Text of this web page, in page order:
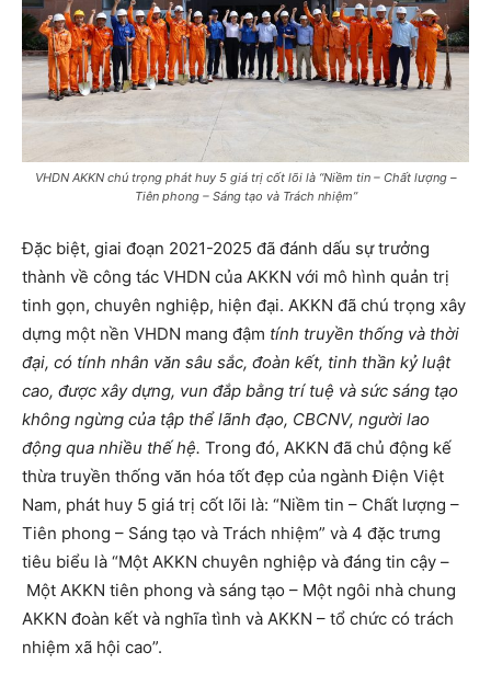
VHDN AKKN chú trọng phát huy 5 giá trị cốt lõi là “Niềm tin – Chất lượng –
Tiên phong – Sáng tạo và Trách nhiệm”
Đặc biệt, giai đoạn 2021-2025 đã đánh dấu sự trưởng
thành về công tác VHDN của AKKN với mô hình quản trị
tinh gọn, chuyên nghiệp, hiện đại. AKKN đã chú trọng xây
dựng một nền VHDN mang đậm tính truyền thống và thời
đại, có tính nhân văn sâu sắc, đoàn kết, tinh thần kỷ luật
cao, được xây dựng, vun đắp bằng trí tuệ và sức sáng tạo
không ngừng của tập thể lãnh đạo, CBCNV, người lao
động qua nhiều thế hệ. Trong đó, AKKN đã chủ động kế
thừa truyền thống văn hóa tốt đẹp của ngành Điện Việt
Nam, phát huy 5 giá trị cốt lõi là: “Niềm tin – Chất lượng –
Tiên phong – Sáng tạo và Trách nhiệm” và 4 đặc trưng
tiêu biểu là “Một AKKN chuyên nghiệp và đáng tin cậy –
Một AKKN tiên phong và sáng tạo – Một ngôi nhà chung
AKKN đoàn kết và nghĩa tình và AKKN – tổ chức có trách
nhiệm xã hội cao”.